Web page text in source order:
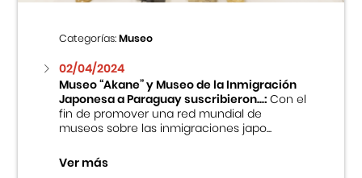
Categorías:Museo
02/04/2024
Museo “Akane” y Museo de la Inmigración
Japonesa a Paraguay suscribieron...:Con el
fin de promover una red mundial de
museos sobre las inmigraciones japo...
Ver más